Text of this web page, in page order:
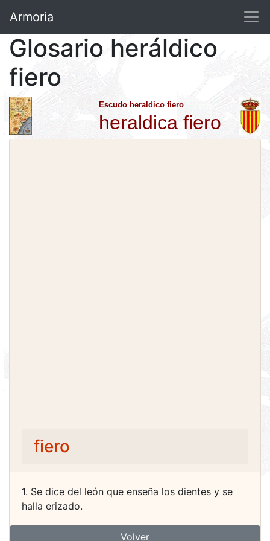
Armoria
Glosario heráldico
fiero
Escudo heraldico fiero
heraldica fiero
fiero
1. Se dice del león que enseña los dientes y se
halla erizado.
Volver